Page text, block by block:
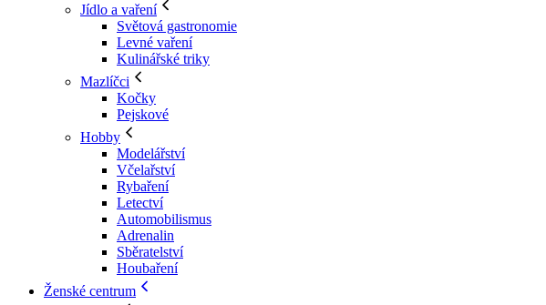
Jídlo a vaření
Světová gastronomie
Levné vaření
Kulinářské triky
Mazlíčci
Kočky
Pejskové
Hobby
Modelářství
Včelařství
Rybaření
Letectví
Automobilismus
Adrenalin
Sběratelství
Houbaření
Ženské centrum